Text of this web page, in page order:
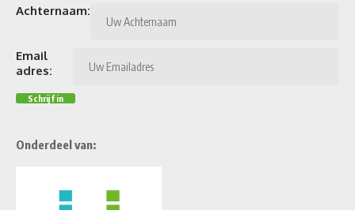
Achternaam:
Email
adres:
Onderdeel van: